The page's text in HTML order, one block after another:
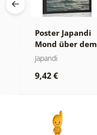
Poster Japandi
Mond über dem
Meer
Japandi
9,42 €